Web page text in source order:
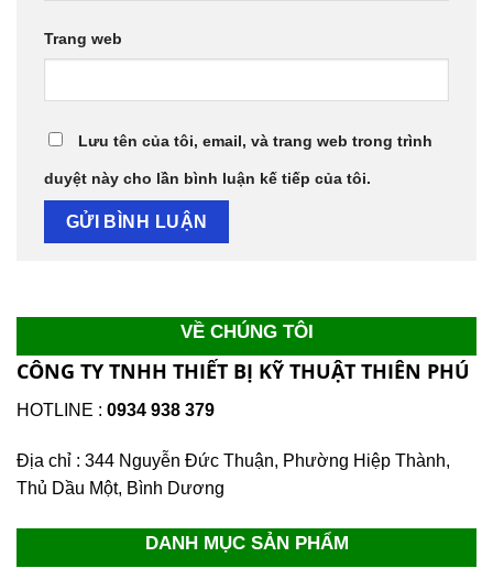
Trang web
Lưu tên của tôi, email, và trang web trong trình
duyệt này cho lần bình luận kế tiếp của tôi.
VỀ CHÚNG TÔI
CÔNG TY TNHH THIẾT BỊ KỸ THUẬT THIÊN PHÚ
HOTLINE : 0934 938 379
Địa chỉ : 344 Nguyễn Đức Thuận, Phường Hiệp Thành,
Thủ Dầu Một, Bình Dương
DANH MỤC SẢN PHẨM